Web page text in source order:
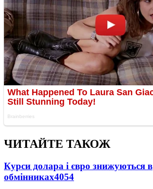
ЧИТАЙТЕ ТАКОЖ
Курси долара і євро знижуються в
обмінниках4054